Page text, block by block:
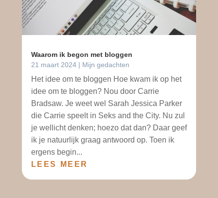
Waarom ik begon met bloggen
21 maart 2024| Mijn gedachten
Het idee om te bloggen Hoe kwam ik op het
idee om te bloggen? Nou door Carrie
Bradsaw. Je weet wel Sarah Jessica Parker
die Carrie speelt in Seks and the City. Nu zul
je wellicht denken; hoezo dat dan? Daar geef
ik je natuurlijk graag antwoord op. Toen ik
ergens begin...
LEES MEER